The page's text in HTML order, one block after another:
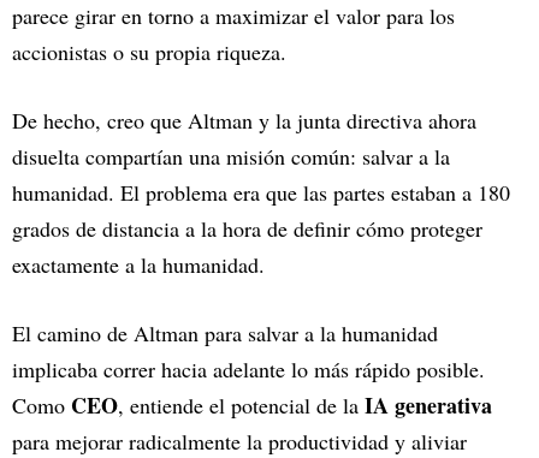
parece girar en torno a maximizar el valor para los
accionistas o su propia riqueza.
De hecho, creo que Altman y la junta directiva ahora
disuelta compartían una misión común: salvar a la
humanidad. El problema era que las partes estaban a 180
grados de distancia a la hora de definir cómo proteger
exactamente a la humanidad.
El camino de Altman para salvar a la humanidad
implicaba correr hacia adelante lo más rápido posible.
Como CEO, entiende el potencial de la IA generativa
para mejorar radicalmente la productividad y aliviar